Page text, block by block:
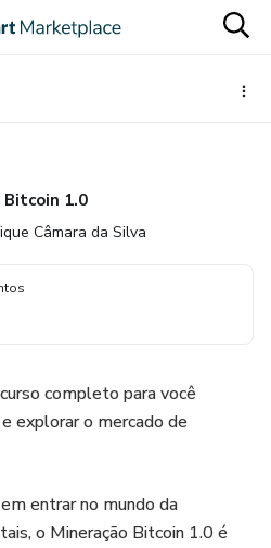
Bitcoin 1.0
Câmara da Silva
completo para você
explorar o mercado de
entrar no mundo da
o Mineração Bitcoin 1.0 é